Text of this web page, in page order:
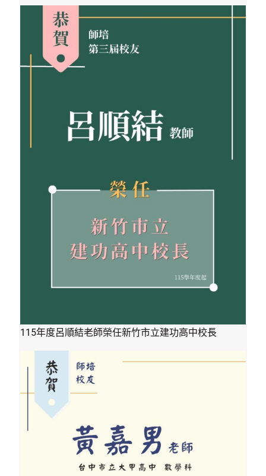
115年度呂順結老師榮任新竹市立建功高中校長